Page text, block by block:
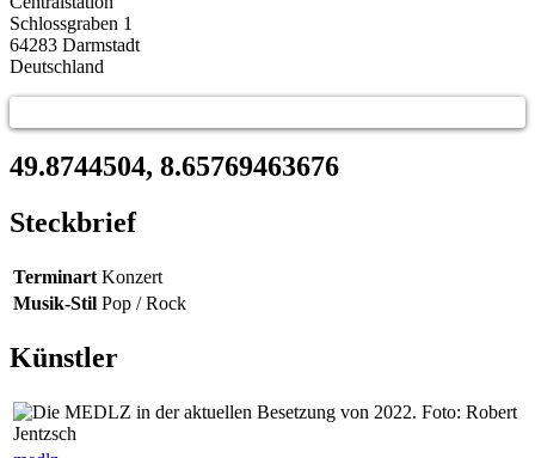
Schlossgraben 1
64283 Darmstadt
Deutschland
49.8744504, 8.65769463676
Steckbrief
Terminart Konzert
Musik-Stil Pop / Rock
Künstler